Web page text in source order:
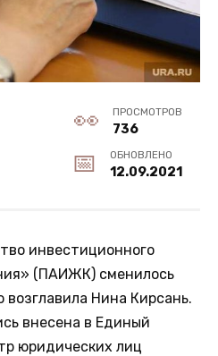
ПРОСМОТРОВ
736
ОБНОВЛЕНО
12.09.2021
инвестиционного
(ПАИЖК) сменилось
Нина Кирсань.
внесена в Единый
юридических лиц